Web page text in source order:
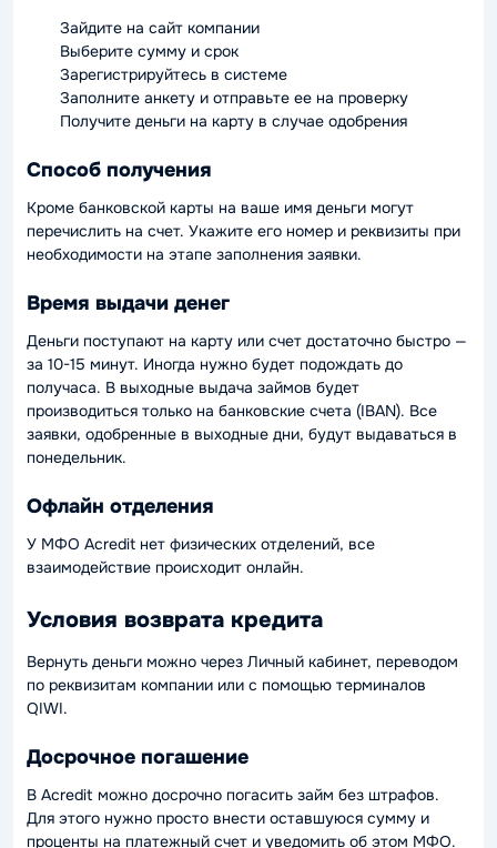
Зайдите на сайт компании
Выберите сумму и срок
Зарегистрируйтесь в системе
Заполните анкету и отправьте ее на проверку
Получите деньги на карту в случае одобрения
Способ получения
Кроме банковской карты на ваше имя деньги могут
перечислить на счет. Укажите его номер и реквизиты при
необходимости на этапе заполнения заявки.
Время выдачи денег
Деньги поступают на карту или счет достаточно быстро —
за 10-15 минут. Иногда нужно будет подождать до
получаса. В выходные выдача займов будет
производиться только на банковские счета (IBAN). Все
заявки, одобренные в выходные дни, будут выдаваться в
понедельник.
Офлайн отделения
У МФО Acredit нет физических отделений, все
взаимодействие происходит онлайн.
Условия возврата кредита
Вернуть деньги можно через Личный кабинет, переводом
по реквизитам компании или с помощью терминалов
QIWI.
Досрочное погашение
В Acredit можно досрочно погасить займ без штрафов.
Для этого нужно просто внести оставшуюся сумму и
проценты на платежный счет и уведомить об этом МФО.